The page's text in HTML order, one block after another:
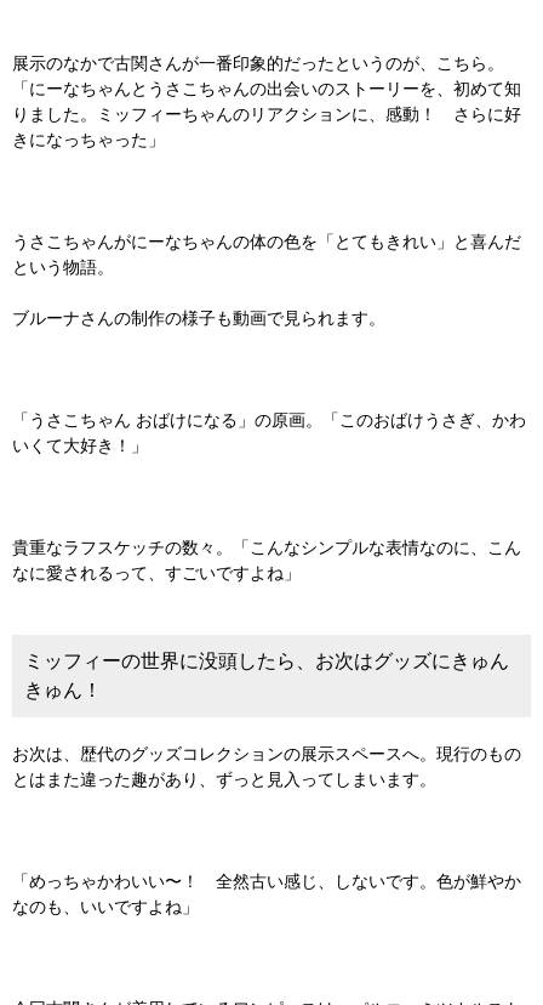
展示のなかで古関さんが一番印象的だったというのが、こちら。
「にーなちゃんとうさこちゃんの出会いのストーリーを、初めて知
りました。ミッフィーちゃんのリアクションに、感動！ さらに好
きになっちゃった」
うさこちゃんがにーなちゃんの体の色を「とてもきれい」と喜んだ
という物語。
ブルーナさんの制作の様子も動画で見られます。
「うさこちゃん おばけになる」の原画。「このおばけうさぎ、かわ
いくて大好き！」
貴重なラフスケッチの数々。「こんなシンプルな表情なのに、こん
なに愛されるって、すごいですよね」
ミッフィーの世界に没頭したら、お次はグッズにきゅん
きゅん！
お次は、歴代のグッズコレクションの展示スペースへ。現行のもの
とはまた違った趣があり、ずっと見入ってしまいます。
「めっちゃかわいい〜！ 全然古い感じ、しないです。色が鮮やか
なのも、いいですよね」